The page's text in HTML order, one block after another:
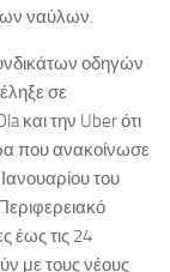
ναύλων.
οδηγών
σε
και την Uber ότι
που ανακοίνωσε
του
έως τις 24
με τους νέους